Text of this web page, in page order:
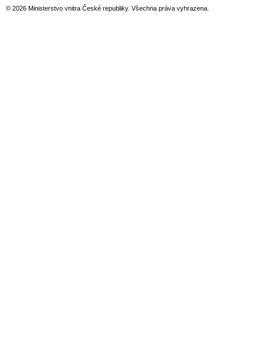
© 2026 Ministerstvo vnitra České republiky. Všechna práva vyhrazena.